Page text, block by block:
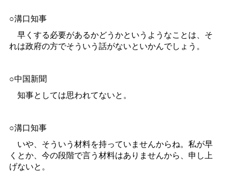
○溝口知事
早くする必要があるかどうかというようなことは、そ
れは政府の方でそういう話がないといかんでしょう。
○中国新聞
知事としては思われてないと。
○溝口知事
いや、そういう材料を持っていませんからね。私が早
くとか、今の段階で言う材料はありませんから、申し上
げないと。